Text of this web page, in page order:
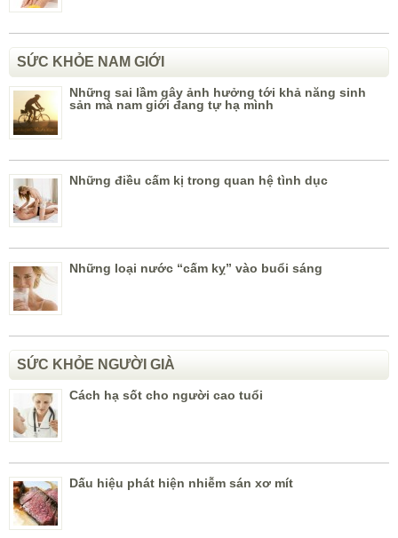
SỨC KHỎE NAM GIỚI
Những sai lầm gây ảnh hưởng tới khả năng sinh
sản mà nam giới đang tự hạ mình
Những điều cấm kị trong quan hệ tình dục
Những loại nước “cấm kỵ” vào buổi sáng
SỨC KHỎE NGƯỜI GIÀ
Cách hạ sốt cho người cao tuổi
Dấu hiệu phát hiện nhiễm sán xơ mít